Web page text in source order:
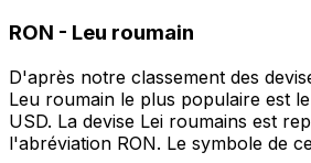
RON - Leu roumain
D'après notre classement des
Leu roumain le plus populaire est
USD. La devise Lei roumains est
l'abréviation RON. Le symbole de